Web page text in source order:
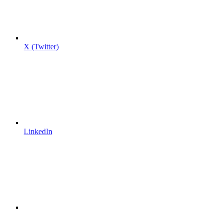
X (Twitter)
LinkedIn